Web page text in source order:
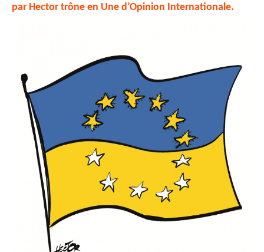
par Hector trône en Une d’Opinion Internationale.